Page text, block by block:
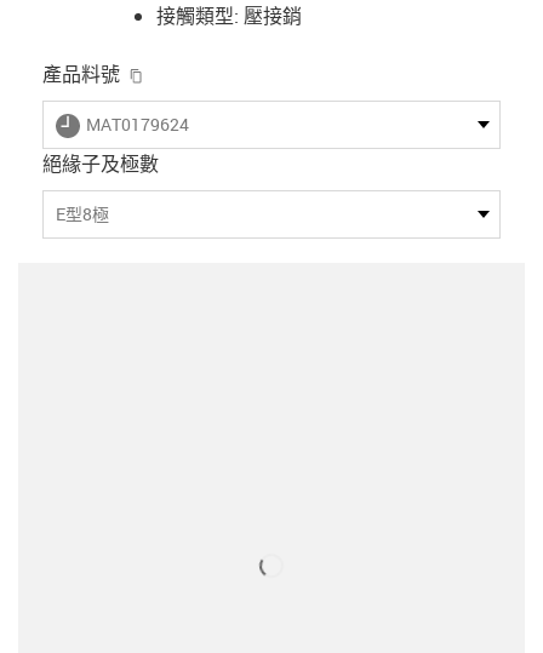
接觸類型: 壓接銷
產品料號
igus-icon-lieferzeit
MAT0179624
絕緣子及極數
E型8極